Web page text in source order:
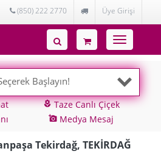
(850) 222 2770 Üye Girişi
Toggle
navigation
Başlayın!
local_floristTaze Canlı Çiçek
add_a_photo Medya Mesaj
Tekirdağ, TEKİRDAĞ